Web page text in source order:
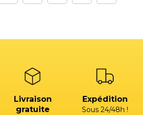
Livraison
gratuite
Expédition
Sous 24/48h !